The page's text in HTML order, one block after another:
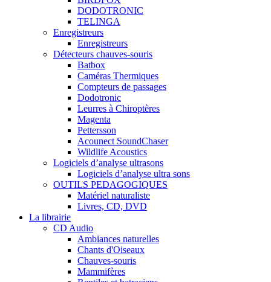
DODOTRONIC
TELINGA
Enregistreurs
Enregistreurs
Détecteurs chauves-souris
Batbox
Caméras Thermiques
Compteurs de passages
Dodotronic
Leurres à Chiroptères
Magenta
Pettersson
Acounect SoundChaser
Wildlife Acoustics
Logiciels d’analyse ultrasons
Logiciels d’analyse ultra sons
OUTILS PEDAGOGIQUES
Matériel naturaliste
Livres, CD, DVD
La librairie
CD Audio
Ambiances naturelles
Chants d'Oiseaux
Chauves-souris
Mammifères